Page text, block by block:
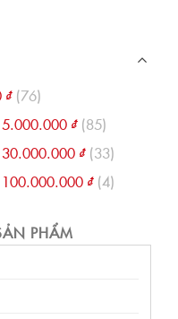
₫ (76)
₫ (85)
30.000.000 ₫ (33)
100.000.000 ₫ (4)
PHẨM